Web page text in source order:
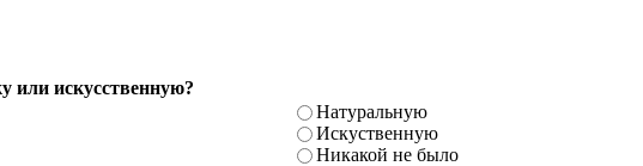
или искусственную?
Натуральную
Искуственную
Никакой не было